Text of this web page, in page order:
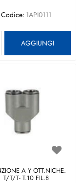
Codice: 1API0111
AGGIUNGI
A Y OTT.NICHE.
T/T/T- T.10 FIL.8